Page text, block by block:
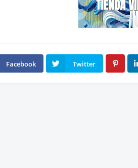
Facebook Twitter